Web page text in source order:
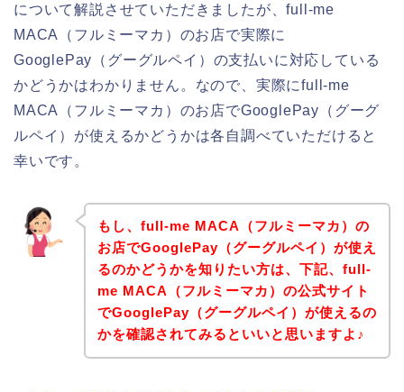
について解説させていただきましたが、full-me
MACA（フルミーマカ）のお店で実際に
GooglePay（グーグルペイ）の支払いに対応している
かどうかはわかりません。なので、実際にfull-me
MACA（フルミーマカ）のお店でGooglePay（グーグ
ルペイ）が使えるかどうかは各自調べていただけると
幸いです。
もし、full-me MACA（フルミーマカ）の
お店でGooglePay（グーグルペイ）が使え
るのかどうかを知りたい方は、下記、full-
me MACA（フルミーマカ）の公式サイト
でGooglePay（グーグルペイ）が使えるの
かを確認されてみるといいと思いますよ♪